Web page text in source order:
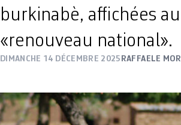
burkinabè, affichées
«renouveau national».
DIMANCHE 14 DÉCEMBRE 2025 RAFFAELE